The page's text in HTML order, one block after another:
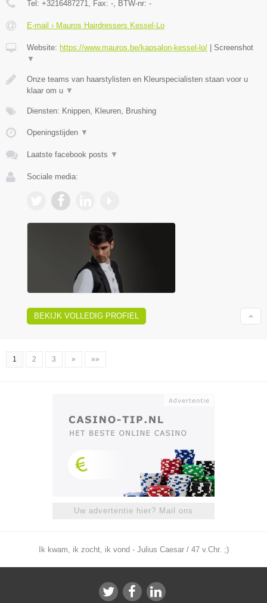
Tel: +3216487271, Fax: -, BTW-nr: -
E-mail › Mauros Hairdressers Kessel-Lo
Website: https://www.mauros.be/kapsalon-kessel-lo/
Screenshot
▼
Onze teams van haarstylisten en Kleurspecialisten staan voor u
klaar om u ▼
Diensten: Knippen, Kleuren, Brushing
Openingstijden ▼
Laatste facebook posts ▼
Sociale media:
BEKIJK VOLLEDIG PROFIEL
1 2 3 » »»
Uw advertentie hier? Mail ons
Ik kwam, ik zocht, ik vond - Julius Caesar / 47 v.Chr. ;)